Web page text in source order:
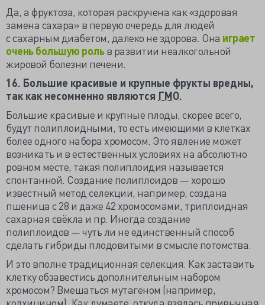
Да, а фруктоза, которая раскручена как «здоровая
замена сахара» в первую очередь для людей
с сахарным диабетом, далеко не здорова. Она играет
очень большую рольв развитии неалкогольной
жировой болезни печени.
16. Большие красивые и крупные фрукты вредны,
так как несомненно являются ГМО.
Большие красивые и крупные плоды, скорее всего,
будут полиплоидными, то есть имеющими в клетках
более одного набора хромосом. Это явление может
возникать и в естественных условиях на абсолютно
ровном месте, такая полиплоидия называется
спонтанной. Создание полиплоидов — хорошо
известный метод селекции, например, создана
пшеница с 28 и даже 42 хромосомами, триплоидная
сахарная свёкла и пр. Иногда создание
полиплоидов — чуть ли не единственный способ
сделать гибриды плодовитыми в смысле потомства.
И это вполне традиционная селекция. Как заставить
клетку обзавестись дополнительным набором
хромосом? Вмешаться мутагеном (например,
колхицином). Как думаете, откуда взялась привычная